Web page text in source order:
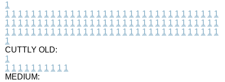
1
1 1 1 1 1 1 1 1 1 1 1 1 1 1 1 1 1 1 1 1 1 1 1 1 1 1 1 1 1 1 1 1 1
1 1 1 1 1 1 1 1 1 1 1 1 1 1 1 1 1 1 1 1 1 1 1 1 1 1 1 1 1 1 1 1 1
1 1 1 1 1 1 1 1 1 1 1 1 1 1 1 1 1 1 1 1 1 1 1 1 1 1 1 1 1 1 1 1 1
1
CUTTLY OLD:
1
1 1 1 1 1 1 1 1 1 1
MEDIUM: